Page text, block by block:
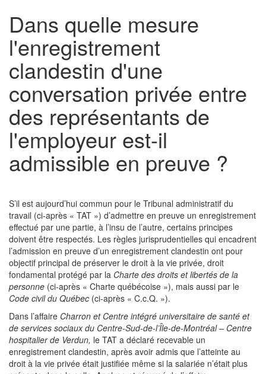
Dans quelle mesure
l'enregistrement
clandestin d'une
conversation privée entre
des représentants de
l'employeur est-il
admissible en preuve ?
S’il est aujourd’hui commun pour le Tribunal administratif du
travail (ci-après « TAT ») d’admettre en preuve un enregistrement
effectué par une partie, à l’insu de l’autre, certains principes
doivent être respectés. Les règles jurisprudentielles qui encadrent
l’admission en preuve d’un enregistrement clandestin ont pour
objectif principal de préserver le droit à la vie privée, droit
fondamental protégé par la Charte des droits et libertés de la
personne (ci-après « Charte québécoise »), mais aussi par le
Code civil du Québec (ci-après « C.c.Q. »).
Dans l’affaire Charron et Centre intégré universitaire de santé et
de services sociaux du Centre-Sud-de-l’Île-de-Montréal – Centre
hospitalier de Verdun, le TAT a déclaré recevable un
enregistrement clandestin, après avoir admis que l’atteinte au
droit à la vie privée était justifiée même si la salariée n’était plus